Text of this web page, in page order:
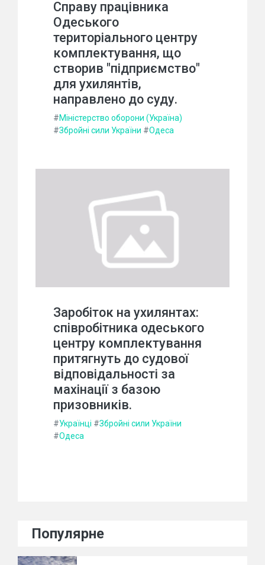
Справу працівника
Одеського
територіального центру
комплектування, що
створив "підприємство"
для ухилянтів,
направлено до суду.
#Міністерство оборони (Україна)
#Збройні сили України #Одеса
Заробіток на ухилянтах:
співробітника одеського
центру комплектування
притягнуть до судової
відповідальності за
махінації з базою
призовників.
#Українці #Збройні сили України
#Одеса
Популярне